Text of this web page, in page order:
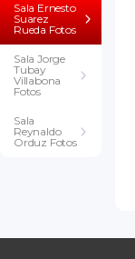
Sala Ernesto
Suarez
Rueda Fotos
Sala Jorge
Tubay
Villabona
Fotos
Sala
Reynaldo
Orduz Fotos